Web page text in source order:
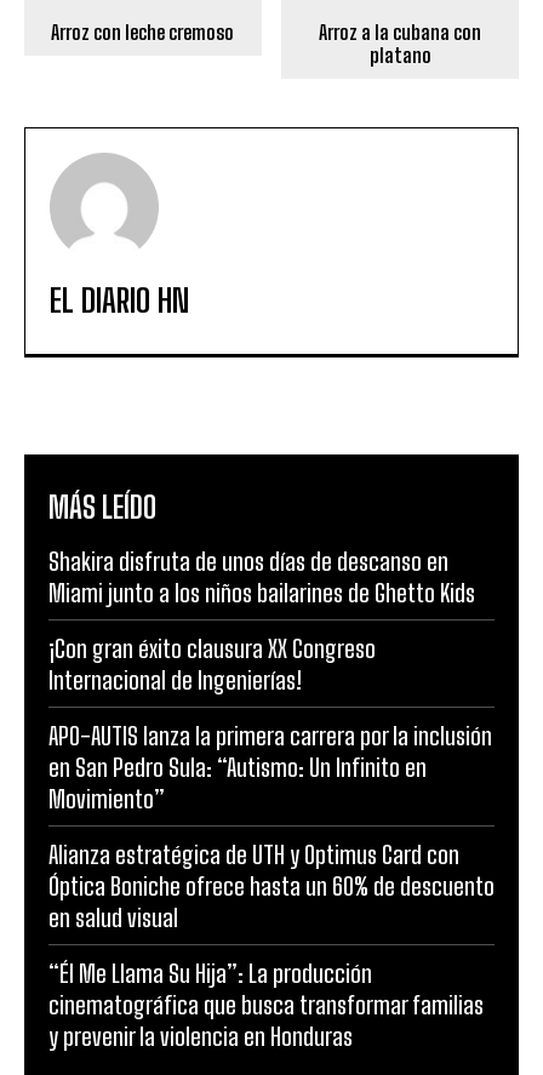
Arroz con leche cremoso
Arroz a la cubana con
platano
EL DIARIO HN
MÁS LEÍDO
Shakira disfruta de unos días de descanso en
Miami junto a los niños bailarines de Ghetto Kids
¡Con gran éxito clausura XX Congreso
Internacional de Ingenierías!
APO-AUTIS lanza la primera carrera por la inclusión
en San Pedro Sula: “Autismo: Un Infinito en
Movimiento”
Alianza estratégica de UTH y Optimus Card con
Óptica Boniche ofrece hasta un 60% de descuento
en salud visual
“Él Me Llama Su Hija”: La producción
cinematográfica que busca transformar familias
y prevenir la violencia en Honduras